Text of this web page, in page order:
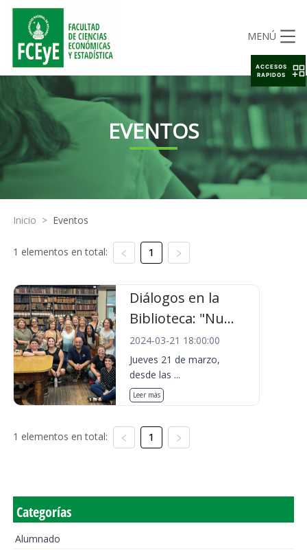
MENÚ
EVENTOS
Inicio > Eventos
1 elementos en total: 1
Diálogos en la
Biblioteca: "Nu...
2024-03-21 18:00:00
Jueves 21 de marzo,
desde las ...
Leer más
1 elementos en total: 1
Categorías
Alumnado
ACCESOS
RAPIDOS